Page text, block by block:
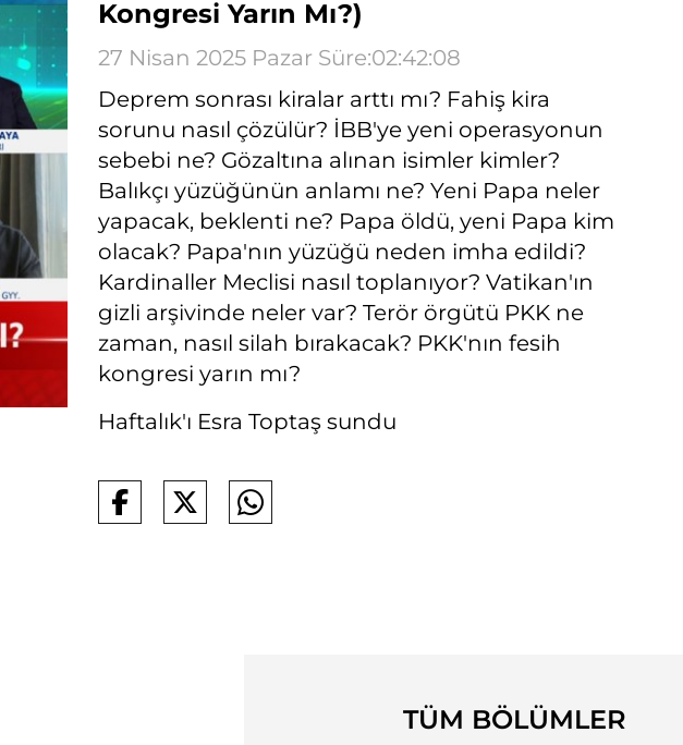
Kongresi Yarın Mı?)
27 Nisan 2025 Pazar Süre:02:42:08
Deprem sonrası kiralar arttı mı? Fahiş kira
sorunu nasıl çözülür? İBB'ye yeni operasyonun
sebebi ne? Gözaltına alınan isimler kimler?
Balıkçı yüzüğünün anlamı ne? Yeni Papa neler
yapacak, beklenti ne? Papa öldü, yeni Papa kim
olacak? Papa'nın yüzüğü neden imha edildi?
Kardinaller Meclisi nasıl toplanıyor? Vatikan'ın
gizli arşivinde neler var? Terör örgütü PKK ne
zaman, nasıl silah bırakacak? PKK'nın fesih
kongresi yarın mı?
Haftalık'ı Esra Toptaş sundu
TÜM BÖLÜMLER